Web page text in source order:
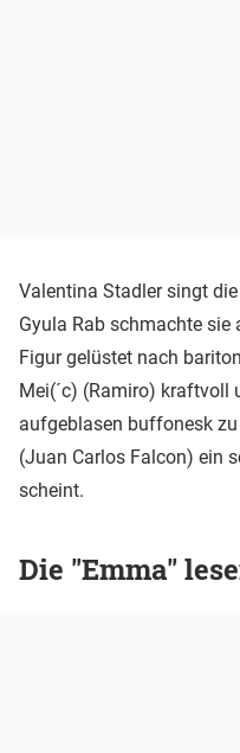
Valentina Stadler singt
Gyula Rab schmachte sie
Figur gelüstet nach
Mei(´c) (Ramiro) kraftvoll
aufgeblasen buffonesk
(Juan Carlos Falcon) ein
scheint.
Die "Emma"